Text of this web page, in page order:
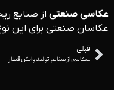
عکاسی صنعتی از صنایع
عکاسان صنعتی برای این
قبلی
عکاسی از صنایع تولید واگن قطار